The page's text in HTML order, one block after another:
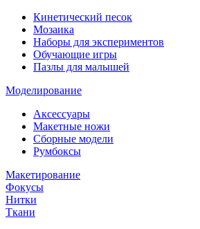
Кинетический песок
Мозаика
Наборы для экспериментов
Обучающие игры
Пазлы для малышей
Моделирование
Аксессуары
Макетные ножи
Сборные модели
Румбоксы
Макетирование
Фокусы
Нитки
Ткани